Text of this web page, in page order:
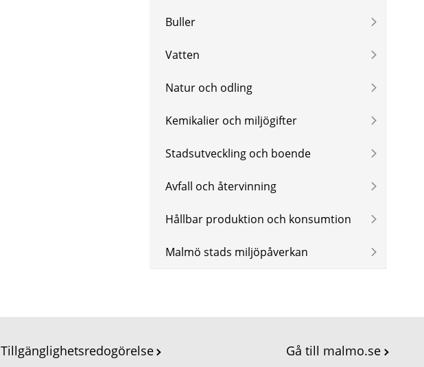
Buller
Vatten
Natur och odling
Kemikalier och miljögifter
Stadsutveckling och boende
Avfall och återvinning
Hållbar produktion och konsumtion
Malmö stads miljöpåverkan
Tillgänglighetsredogörelse Gå till malmo.se